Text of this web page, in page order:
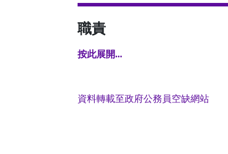
職責
按此展開...
資料轉載至政府公務員空缺網站